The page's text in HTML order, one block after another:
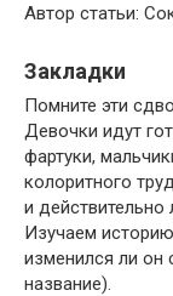
Автор статьи:
Закладки
Помните эти
Девочки идут
фартуки,
колоритного
и
Изучаем
изменился ли он
название).